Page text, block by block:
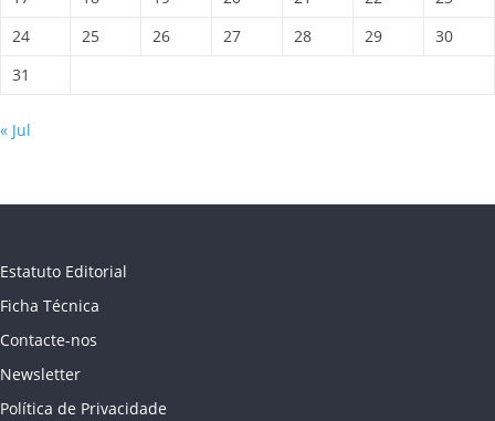
24
25 26 27 28 29
30
31
« Jul
Estatuto Editorial
Ficha Técnica
Contacte-nos
Newsletter
Política de Privacidade